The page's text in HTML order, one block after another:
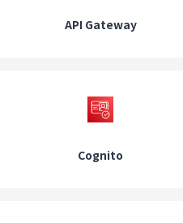
API Gateway
Cognito